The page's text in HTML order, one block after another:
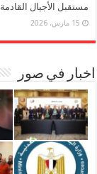
مستقبل الأجيال القادمة
15 مارس، 2026
اخبار في صور